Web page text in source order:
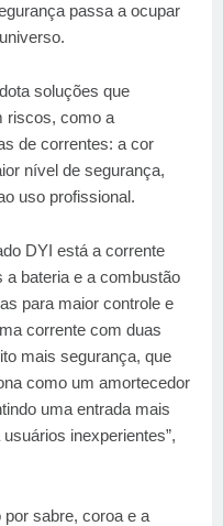
passa a ocupar
soluções que
riscos, como a
de correntes: a cor
nível de segurança,
uso profissional.
DYI está a corrente
a bateria e a combustão
para maior controle e
corrente com duas
mais segurança, que
como um amortecedor
uma entrada mais
inexperientes”,
sabre, coroa e a